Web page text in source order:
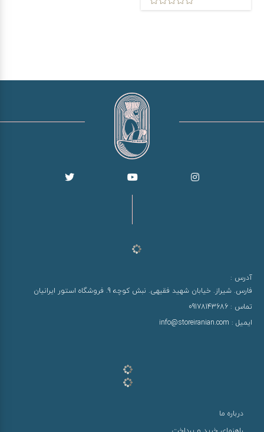
آدرس :
فارس. شیراز. خیابان شهید فقیهی. نبش کوچه 9. فروشگاه استور ایرانیان
تماس : 09178143686
ایمیل : info@storeiranian.com
درباره ما